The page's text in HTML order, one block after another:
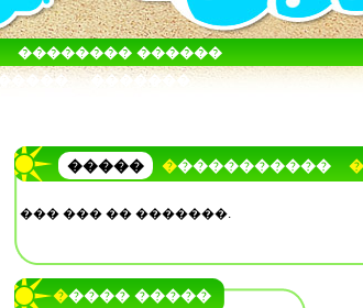
�������� ������
�������
����� �����������
��� ��� �� �������.
����� �����